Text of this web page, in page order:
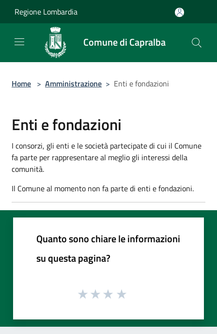
Regione Lombardia
Comune di Capralba
Home > Amministrazione > Enti e fondazioni
Enti e fondazioni
I consorzi, gli enti e le società partecipate di cui il Comune
fa parte per rappresentare al meglio gli interessi della
comunità.
Il Comune al momento non fa parte di enti e fondazioni.
Quanto sono chiare le informazioni
su questa pagina?